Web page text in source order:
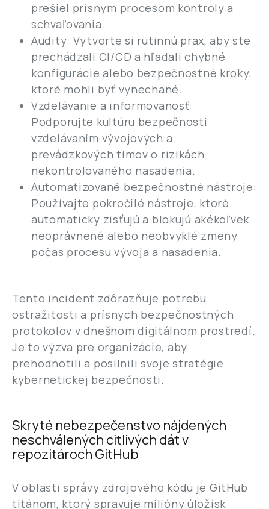
prešiel prísnym procesom kontroly a
schvaľovania.
Audity: Vytvorte si rutinnú prax, aby ste
prechádzali CI/CD a hľadali chybné
konfigurácie alebo bezpečnostné kroky,
ktoré mohli byť vynechané.
Vzdelávanie a informovanosť:
Podporujte kultúru bezpečnosti
vzdelávaním vývojových a
prevádzkových tímov o rizikách
nekontrolovaného nasadenia.
Automatizované bezpečnostné nástroje:
Používajte pokročilé nástroje, ktoré
automaticky zisťujú a blokujú akékoľvek
neoprávnené alebo neobvyklé zmeny
počas procesu vývoja a nasadenia.
Tento incident zdôrazňuje potrebu
ostražitosti a prísnych bezpečnostných
protokolov v dnešnom digitálnom prostredí.
Je to výzva pre organizácie, aby
prehodnotili a posilnili svoje stratégie
kybernetickej bezpečnosti.
Skryté nebezpečenstvo nájdených
neschválených citlivých dát v
repozitároch GitHub
V oblasti správy zdrojového kódu je GitHub
titánom, ktorý spravuje milióny úložísk